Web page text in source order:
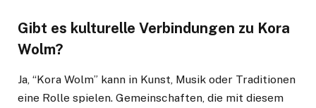
Gibt es kulturelle Verbindungen zu Kora
Wolm?
Ja, “Kora Wolm” kann in Kunst, Musik oder Traditionen
eine Rolle spielen. Gemeinschaften, die mit diesem